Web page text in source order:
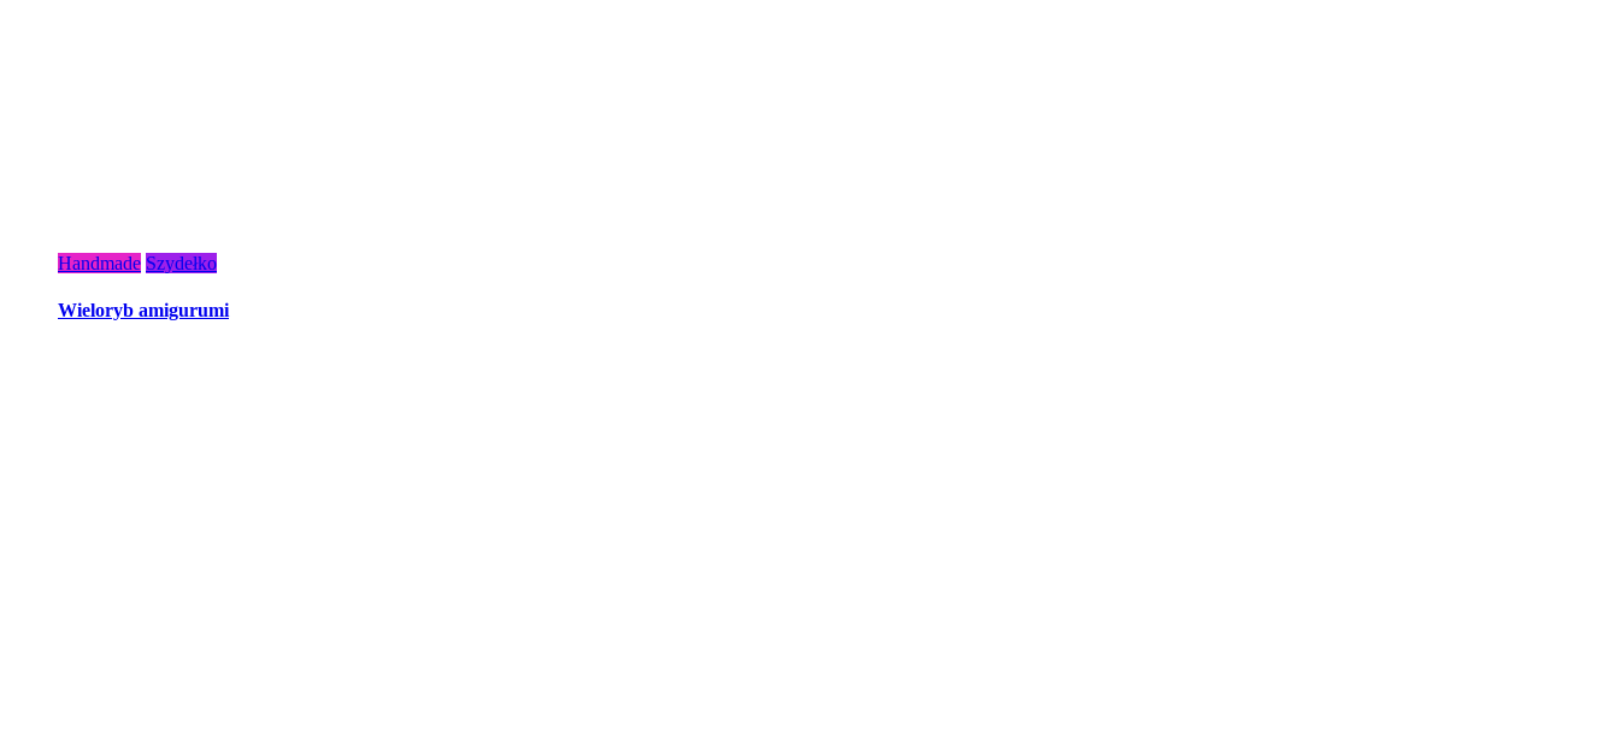
Handmade Szydełko
Wieloryb amigurumi